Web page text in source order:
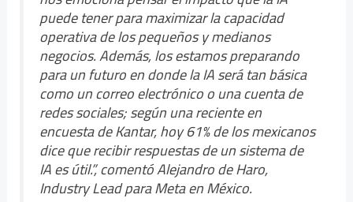
puede tener para maximizar la capacidad
operativa de los pequeños y medianos
negocios. Además, los estamos preparando
para un futuro en donde la IA será tan básica
como un correo electrónico o una cuenta de
redes sociales; según una reciente en
encuesta de Kantar, hoy 61% de los mexicanos
dice que recibir respuestas de un sistema de
IA es útil.”, comentó Alejandro de Haro,
Industry Lead para Meta en México.